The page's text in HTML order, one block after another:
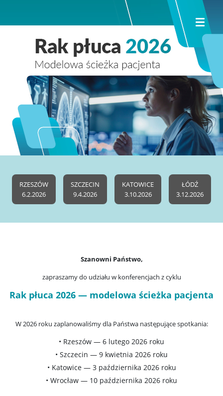
RZESZÓW
6.2.2026
SZCZECIN
9.4.2026
KATOWICE
3.10.2026
ŁÓDŹ
3.12.2026
Szanowni Państwo,
zapraszamy do udziału w konferencjach z cyklu
Rak płuca 2026 — modelowa ścieżka pacjenta
W 2026 roku zaplanowaliśmy dla Państwa następujące spotkania:
• Rzeszów — 6 lutego 2026 roku
• Szczecin — 9 kwietnia 2026 roku
• Katowice — 3 października 2026 roku
• Wrocław — 10 października 2026 roku